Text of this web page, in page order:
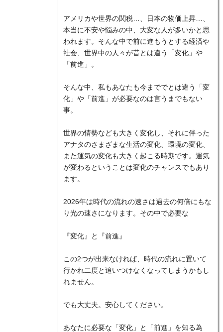
アメリカや世界の関税…、日本の物価上昇…、
本当に不安や悩みの中、大変な人が多いかと思
われます。そんな中で前に進もうとする経済や
社会、世界中の人々が昔とは違う「変化」や
「前進」。
そんな中、私もあなたも今まででとは違う「変
化」や「前進」が必要なのは言うまでもない
事。
世界の情勢なども大きく変化し、それに伴った
アナタのさまざまな生活の変化、環境の変化、
また運気の変化も大きく起こる時期です。運気
が変わるということは変化のチャンスでもあり
ます。
2026年は時代の流れの速さは過去の何倍にもな
り光の速さになります。その中で必要な
『変化』と『前進』
この2つが出来なければ、時代の流れに置いて
行かれ二度と追いつけなくなってしまうかもし
れません。
でも大丈夫。安心してください。
あなたに必要な「変化」と「前進」を知る為